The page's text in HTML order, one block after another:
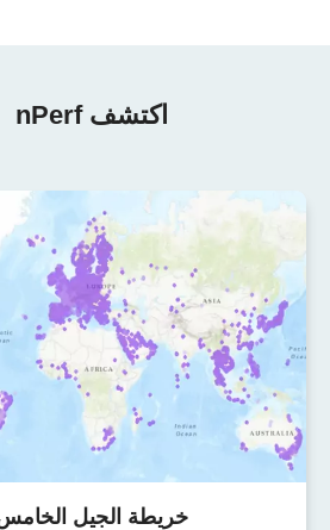
اكتشف nPerf
خريطة الجيل